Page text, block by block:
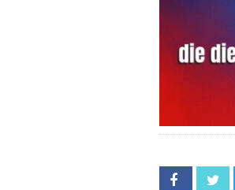
Facebook